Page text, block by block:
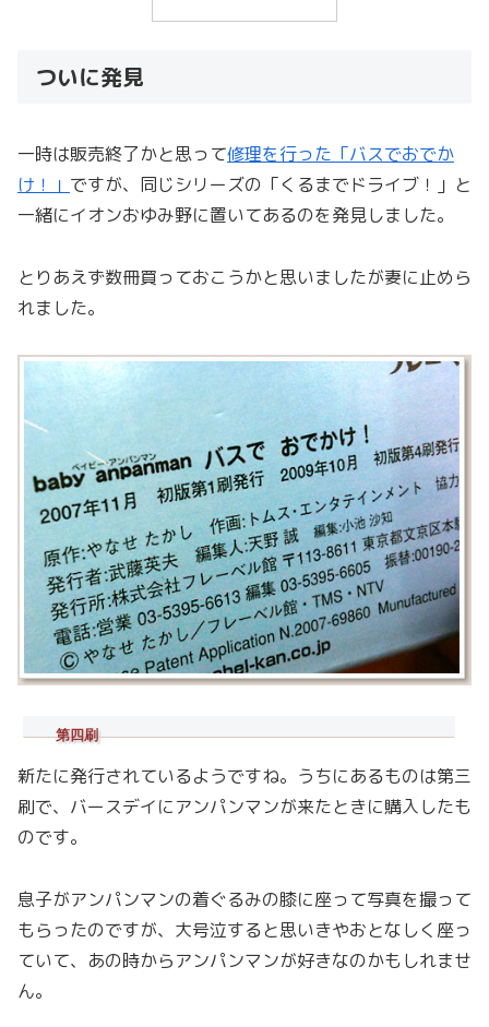
ついに発見
一時は販売終了かと思って修理を行った「バスでおでか
け！」 ですが、同じシリーズの「くるまでドライブ！」と
一緒にイオンおゆみ野に置いてあるのを発見しました。
とりあえず数冊買っておこうかと思いましたが妻に止めら
れました。
第四刷
新たに発行されているようですね。うちにあるものは第三
刷で、バースデイにアンパンマンが来たときに購入したも
のです。
息子がアンパンマンの着ぐるみの膝に座って写真を撮って
もらったのですが、大号泣すると思いきやおとなしく座っ
ていて、あの時からアンパンマンが好きなのかもしれませ
ん。